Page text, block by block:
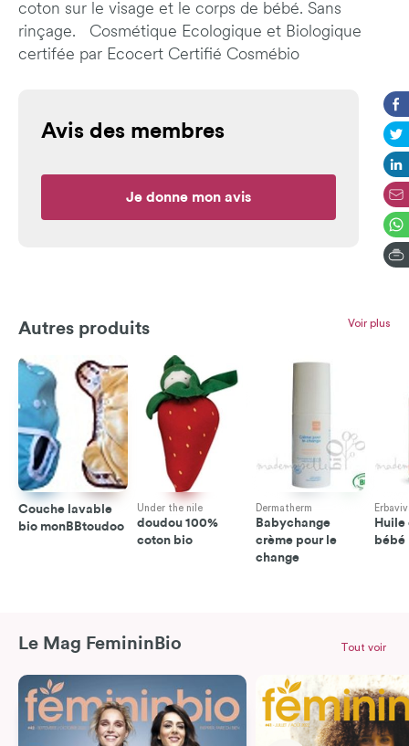
coton sur le visage et le corps de bébé. Sans
rinçage. Cosmétique Ecologique et Biologique
certifée par Ecocert Certifié Cosmébio
Avis des membres
Je donne mon avis
Autres produits Voir plus
Couche lavable
bio monBBtoudoo
Under the nile
doudou 100%
coton bio
Dermatherm
Babychange
crème pour le
change
bébé
Le Mag FemininBio Tout voir